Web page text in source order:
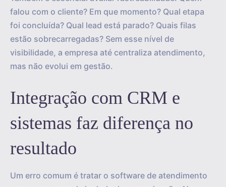
falou com o cliente? Em que momento? Qual etapa
foi concluída? Qual lead está parado? Quais filas
estão sobrecarregadas? Sem esse nível de
visibilidade, a empresa até centraliza atendimento,
mas não evolui em gestão.
Integração com CRM e
sistemas faz diferença no
resultado
Um erro comum é tratar o software de atendimento